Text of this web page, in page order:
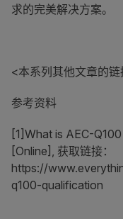
求的完美解决方案。
<本系列其他文章的
参考资料
[1]What is AEC-
[Online], 获取链接：
https://
q100-qualification